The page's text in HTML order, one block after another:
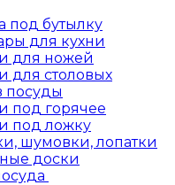
под бутылку
для кухни
для ножей
для столовых
посуды
под горячее
под ложку
шумовки, лопатки
доски